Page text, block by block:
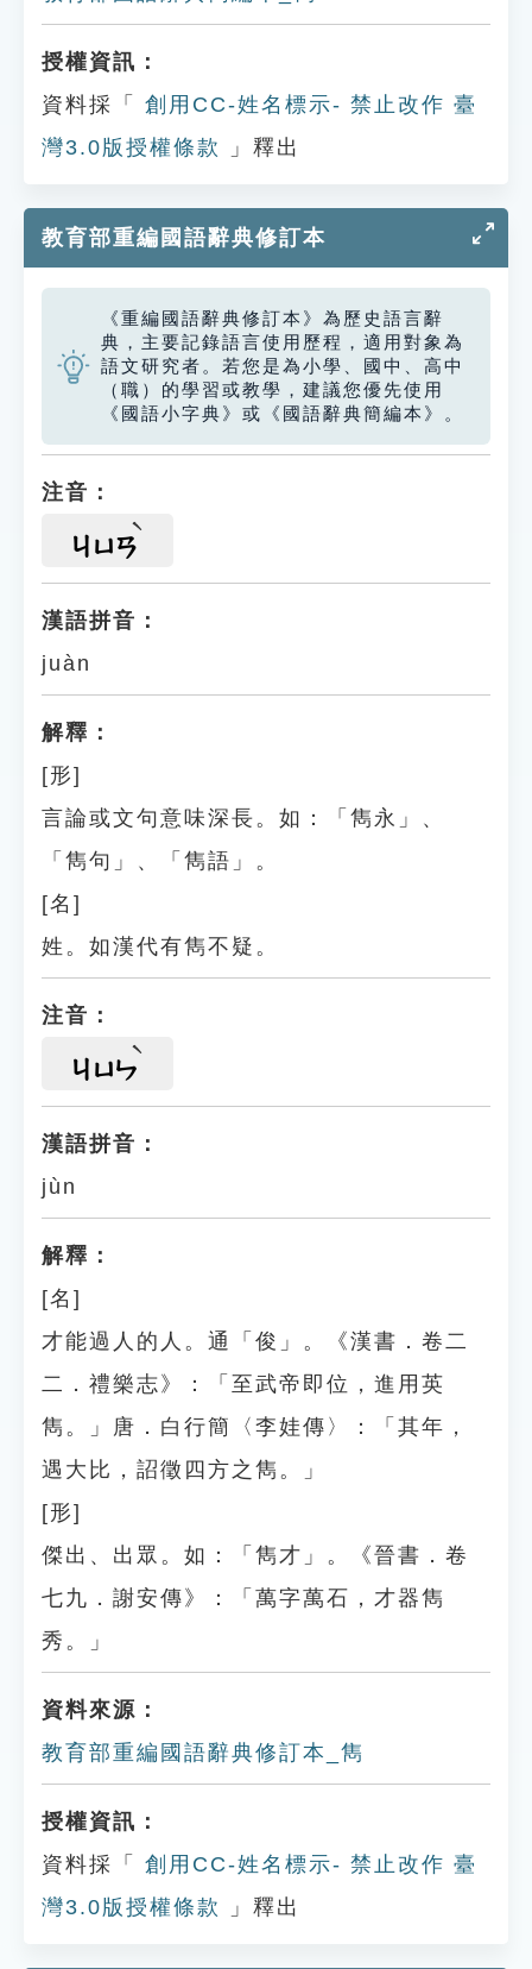
授權資訊：
資料採「
創用CC-姓名標示- 禁止改作 臺
灣3.0版授權條款
」釋出
教育部重編國語辭典修訂本
《重編國語辭典修訂本》為歷史語言辭
典，主要記錄語言使用歷程，適用對象為
語文研究者。若您是為小學、國中、高中
（職）的學習或教學，建議您優先使用
《國語小字典》或《國語辭典簡編本》。
注音：
ㄐㄩㄢ
漢語拼音：
juàn
解釋：
[形]
言論或文句意味深長。如：「雋永」、
「雋句」、「雋語」。
[名]
姓。如漢代有雋不疑。
注音：
ㄐㄩㄣ
漢語拼音：
jùn
解釋：
[名]
才能過人的人。通「俊」。《漢書．卷二
二．禮樂志》：「至武帝即位，進用英
雋。」唐．白行簡〈李娃傳〉：「其年，
遇大比，詔徵四方之雋。」
[形]
傑出、出眾。如：「雋才」。《晉書．卷
七九．謝安傳》：「萬字萬石，才器雋
秀。」
資料來源：
教育部重編國語辭典修訂本_雋
授權資訊：
資料採「
創用CC-姓名標示- 禁止改作 臺
灣3.0版授權條款
」釋出